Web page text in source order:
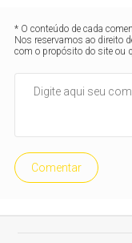
* O conteúdo de cada
Nos reservamos ao direito
com o propósito do site ou
Comentar